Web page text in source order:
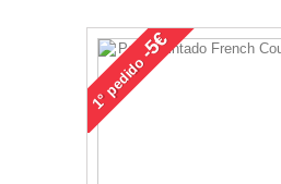
1°
pedido
-5€